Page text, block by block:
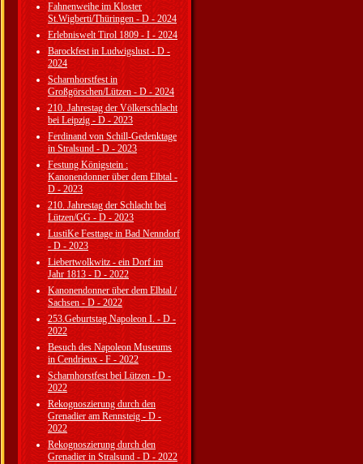
Fahnenweihe im Kloster
St.Wigberti/Thüringen - D - 2024
Erlebniswelt Tirol 1809 - I - 2024
Barockfest in Ludwigslust - D -
2024
Scharnhorstfest in
Großgörschen/Lützen - D - 2024
210. Jahrestag der Völkerschlacht
bei Leipzig - D - 2023
Ferdinand von Schill-Gedenktage
in Stralsund - D - 2023
Festung Königstein :
Kanonendonner über dem Elbtal -
D - 2023
210. Jahrestag der Schlacht bei
Lützen/GG - D - 2023
LustiKe Festtage in Bad Nenndorf
- D - 2023
Liebertwolkwitz - ein Dorf im
Jahr 1813 - D - 2022
Kanonendonner über dem Elbtal /
Sachsen - D - 2022
253.Geburtstag Napoleon I. - D -
2022
Besuch des Napoleon Museums
in Cendrieux - F - 2022
Scharnhorstfest bei Lützen - D -
2022
Rekognoszierung durch den
Grenadier am Rennsteig - D -
2022
Rekognoszierung durch den
Grenadier in Stralsund - D - 2022